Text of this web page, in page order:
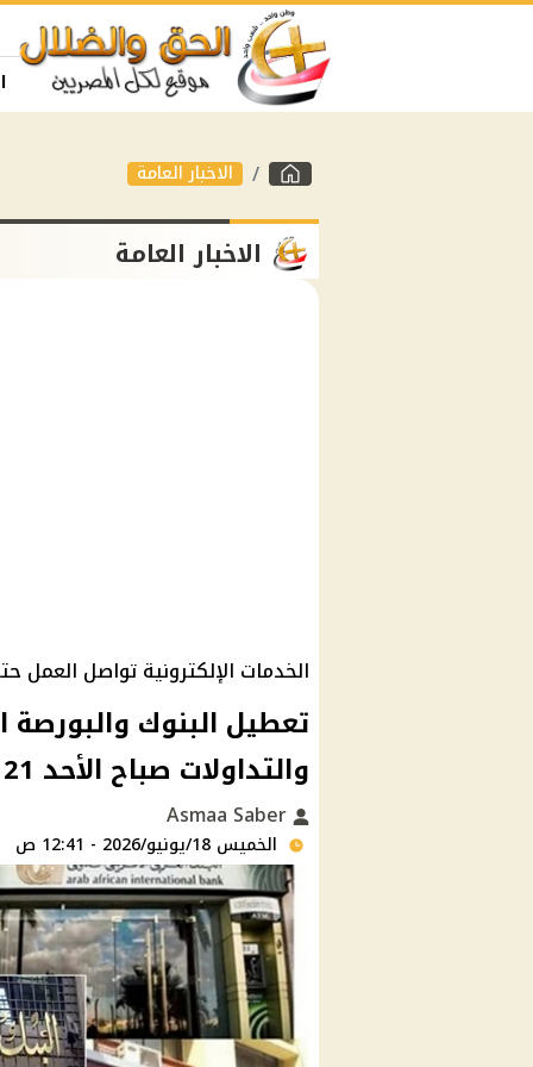
الاخبار العامة
الاخبار العامة
الخدمات الإلكترونية تواصل العمل
تعطيل البنوك
والتداولات صباح الأحد 21 يونيو رسميًا بمصر
الخميس 18/يونيو/2026 - 12:41 ص